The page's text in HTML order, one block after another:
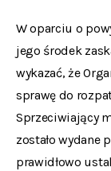
W oparciu o
jego środek
wykazać, że
sprawę do
Sprzeciwiający
zostało wydane
prawidłowo